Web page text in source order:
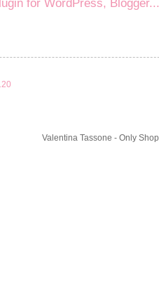
Valentina Tassone - Only